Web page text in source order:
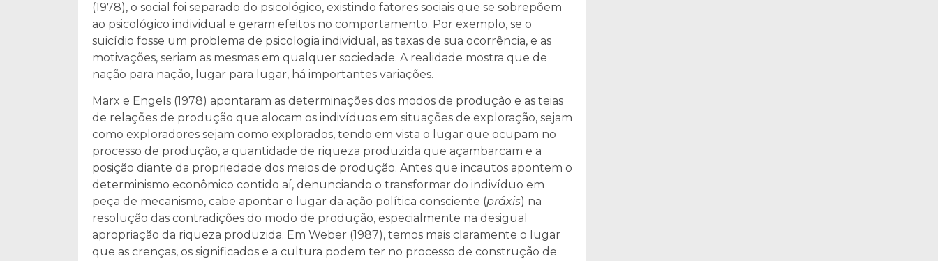
(1978), o social foi separado do psicológico, existindo fatores sociais que se sobrepõem
ao psicológico individual e geram efeitos no comportamento. Por exemplo, se o
suicídio fosse um problema de psicologia individual, as taxas de sua ocorrência, e as
motivações, seriam as mesmas em qualquer sociedade. A realidade mostra que de
nação para nação, lugar para lugar, há importantes variações.
Marx e Engels (1978) apontaram as determinações dos modos de produção e as teias
de relações de produção que alocam os indivíduos em situações de exploração, sejam
como exploradores sejam como explorados, tendo em vista o lugar que ocupam no
processo de produção, a quantidade de riqueza produzida que açambarcam e a
posição diante da propriedade dos meios de produção. Antes que incautos apontem o
determinismo econômico contido aí, denunciando o transformar do indivíduo em
peça de mecanismo, cabe apontar o lugar da ação política consciente (práxis) na
resolução das contradições do modo de produção, especialmente na desigual
apropriação da riqueza produzida. Em Weber (1987), temos mais claramente o lugar
que as crenças, os significados e a cultura podem ter no processo de construção de